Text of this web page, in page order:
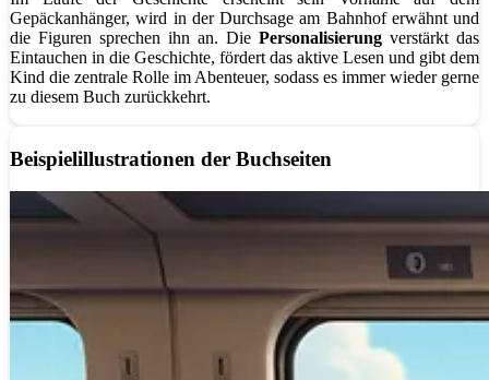
Gepäckanhänger, wird in der Durchsage am Bahnhof erwähnt und
die Figuren sprechen ihn an. Die Personalisierung verstärkt das
Eintauchen in die Geschichte, fördert das aktive Lesen und gibt dem
Kind die zentrale Rolle im Abenteuer, sodass es immer wieder gerne
zu diesem Buch zurückkehrt.
Beispielillustrationen der Buchseiten